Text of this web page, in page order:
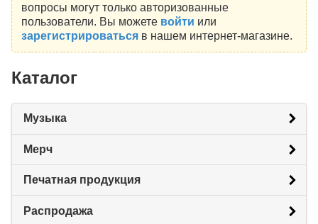
вопросы могут только авторизованные
пользователи. Вы можете войти или
зарегистрироватьсяв нашем интернет-магазине.
Каталог
Музыка
Мерч
Печатная продукция
Распродажа